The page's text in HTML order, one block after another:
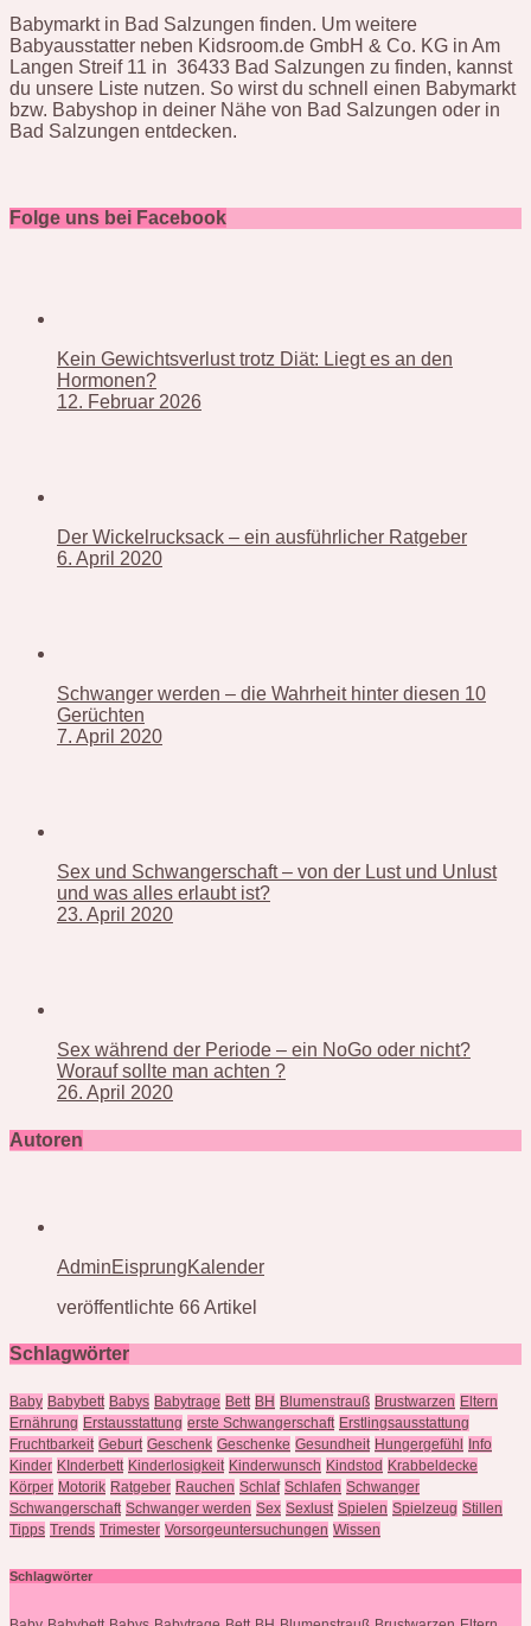
Babymarkt in Bad Salzungen finden. Um weitere
Babyausstatter neben Kidsroom.de GmbH & Co. KG in Am
Langen Streif 11 in 36433 Bad Salzungen zu finden, kannst
du unsere Liste nutzen. So wirst du schnell einen Babymarkt
bzw. Babyshop in deiner Nähe von Bad Salzungen oder in
Bad Salzungen entdecken.
Folge uns bei Facebook
Kein Gewichtsverlust trotz Diät: Liegt es an den
Hormonen?
12. Februar 2026
Der Wickelrucksack – ein ausführlicher Ratgeber
6. April 2020
Schwanger werden – die Wahrheit hinter diesen 10
Gerüchten
7. April 2020
Sex und Schwangerschaft – von der Lust und Unlust
und was alles erlaubt ist?
23. April 2020
Sex während der Periode – ein NoGo oder nicht?
Worauf sollte man achten ?
26. April 2020
Autoren
AdminEisprungKalender
veröffentlichte 66 Artikel
Schlagwörter
Baby Babybett Babys Babytrage Bett BH Blumenstrauß Brustwarzen Eltern
Ernährung Erstausstattung erste Schwangerschaft Erstlingsausstattung
Fruchtbarkeit Geburt Geschenk Geschenke Gesundheit Hungergefühl
Info
Kinder KInderbett Kinderlosigkeit Kinderwunsch Kindstod Krabbeldecke
Körper Motorik Ratgeber Rauchen Schlaf Schlafen Schwanger
Schwangerschaft Schwanger werden Sex Sexlust Spielen Spielzeug Stillen
Tipps Trends Trimester Vorsorgeuntersuchungen Wissen
Schlagwörter